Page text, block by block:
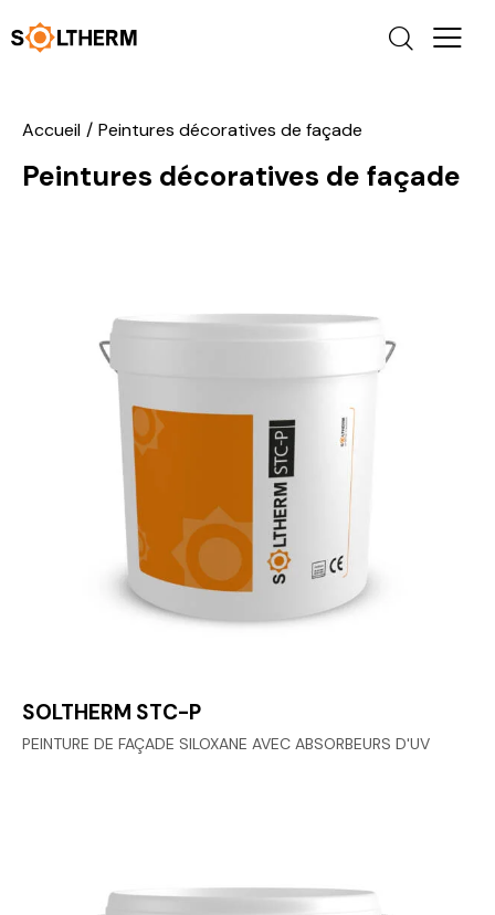
Accueil Peintures décoratives de façade
Peintures décoratives de façade
SOLTHERM STC-P
PEINTURE DE FAÇADE SILOXANE AVEC ABSORBEURS D'UV